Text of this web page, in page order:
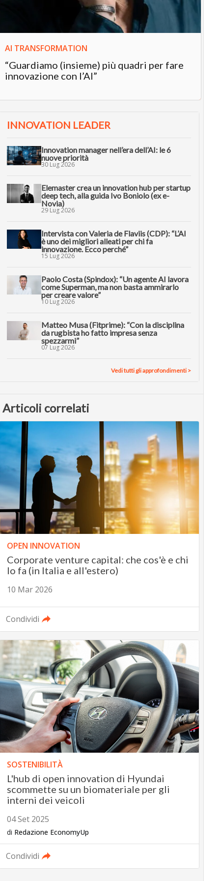
AI TRANSFORMATION
“Guardiamo (insieme) più quadri per fare
innovazione con l’AI”
INNOVATION LEADER
Innovation manager nell’era dell’AI: le 6
nuove priorità
30 Lug 2026
Elemaster crea un innovation hub per startup
deep tech, alla guida Ivo Boniolo (ex e-
Novia)
29 Lug 2026
Intervista con Valeria de Flaviis (CDP): “L’AI
è uno dei migliori alleati per chi fa
innovazione. Ecco perché”
15 Lug 2026
Paolo Costa (Spindox): “Un agente AI lavora
come Superman, ma non basta ammirarlo
per creare valore”
10 Lug 2026
Matteo Musa (Fitprime): “Con la disciplina
da rugbista ho fatto impresa senza
spezzarmi”
07 Lug 2026
Vedi tutti gli approfondimenti >
Articoli correlati
OPEN INNOVATION
Corporate venture capital: che cos'è e chi
lo fa (in Italia e all'estero)
10 Mar 2026
Condividi
SOSTENIBILITÀ
L'hub di open innovation di Hyundai
scommette su un biomateriale per gli
interni dei veicoli
04 Set 2025
di Redazione EconomyUp
Condividi